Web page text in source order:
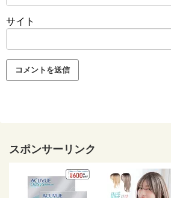
サイト
スポンサーリンク